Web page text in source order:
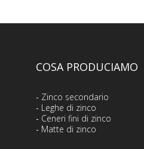
COSA PRODUCIAMO
- Zinco secondario
- Leghe di zinco
- Ceneri fini di zinco
- Matte di zinco